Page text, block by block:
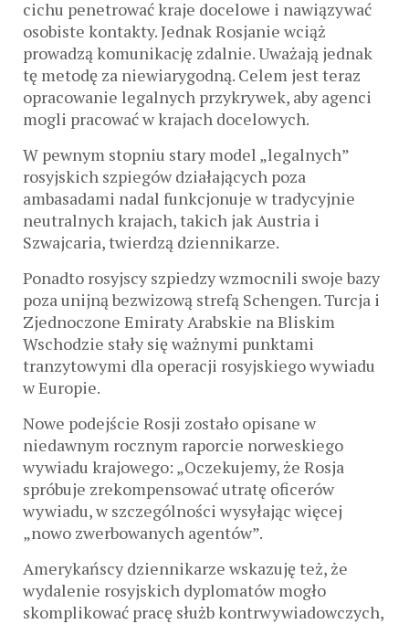
cichu penetrować kraje docelowe i nawiązywać
osobiste kontakty. Jednak Rosjanie wciąż
prowadzą komunikację zdalnie. Uważają jednak
tę metodę za niewiarygodną. Celem jest teraz
opracowanie legalnych przykrywek, aby agenci
mogli pracować w krajach docelowych.
W pewnym stopniu stary model „legalnych”
rosyjskich szpiegów działających poza
ambasadami nadal funkcjonuje w tradycyjnie
neutralnych krajach, takich jak Austria i
Szwajcaria, twierdzą dziennikarze.
Ponadto rosyjscy szpiedzy wzmocnili swoje bazy
poza unijną bezwizową strefą Schengen. Turcja i
Zjednoczone Emiraty Arabskie na Bliskim
Wschodzie stały się ważnymi punktami
tranzytowymi dla operacji rosyjskiego wywiadu
w Europie.
Nowe podejście Rosji zostało opisane w
niedawnym rocznym raporcie norweskiego
wywiadu krajowego: „Oczekujemy, że Rosja
spróbuje zrekompensować utratę oficerów
wywiadu, w szczególności wysyłając więcej
„nowo zwerbowanych agentów”.
Amerykańscy dziennikarze wskazuję też, że
wydalenie rosyjskich dyplomatów mogło
skomplikować pracę służb kontrwywiadowczych,